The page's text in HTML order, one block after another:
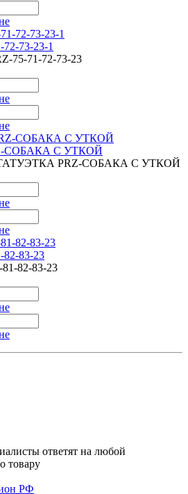
73-23-1
75-71-72-73-23
СОБАКА С УТКОЙ
PRZ-СОБАКА С УТКОЙ
83-23
81-82-83-23
ответят на любой
товару